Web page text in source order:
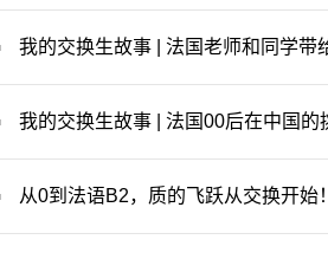
向
方
应
感
我的交换生故事 | 法国老师和同学带
我的交换生故事 | 法国00后在中国的
从0到法语B2，质的飞跃从交换开始